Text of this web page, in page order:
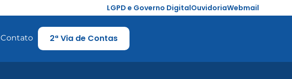
LGPD e Governo DigitalOuvidoriaWebmail
Contato 2ª Via de Contas